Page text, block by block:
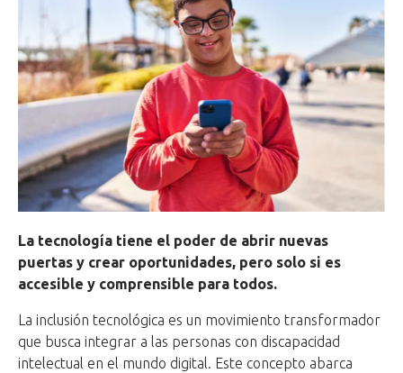
La tecnología tiene el poder de abrir nuevas
puertas y crear oportunidades, pero solo si es
accesible y comprensible para todos.
La inclusión tecnológica es un movimiento transformador
que busca integrar a las personas con discapacidad
intelectual en el mundo digital. Este concepto abarca